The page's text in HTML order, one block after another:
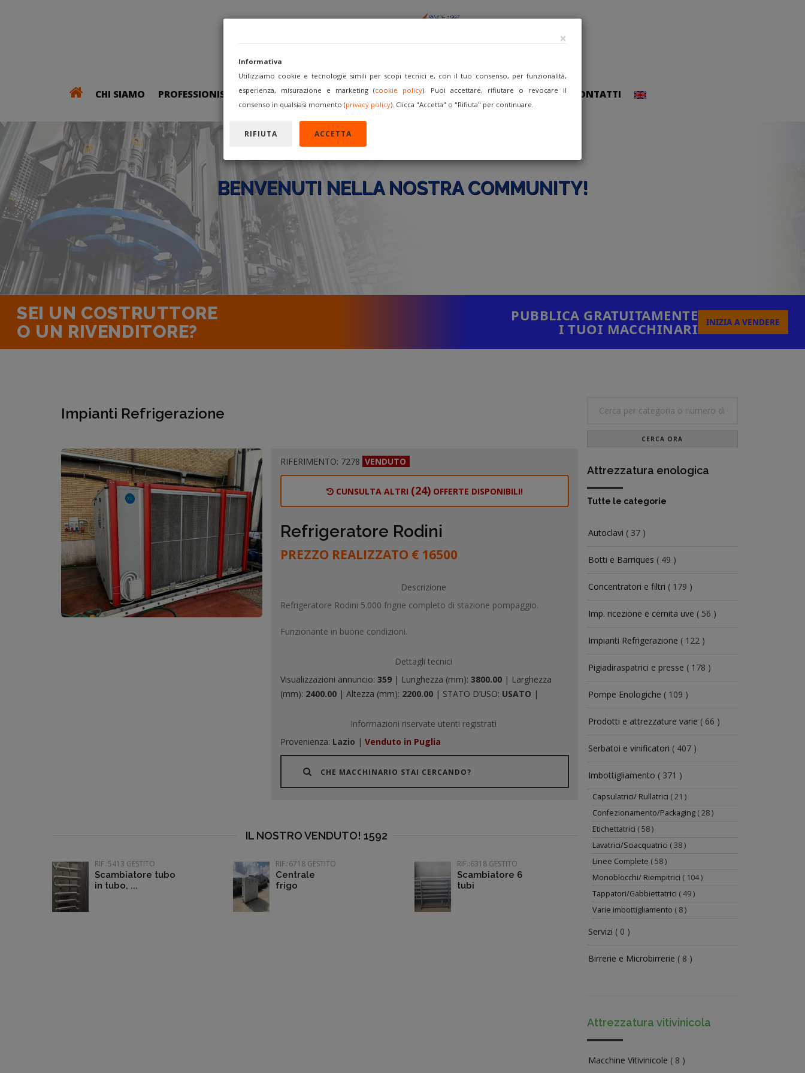
CHI SIAMO PROFESSIONISTI ACQUISTA VENDI COME FORUM REGISTRATI ACCEDI CONTATTI
BENVENUTI NELLA NOSTRA COMMUNITY!
SEI UN COSTRUTTORE
O UN RIVENDITORE?
PUBBLICA GRATUITAMENTE
I TUOI MACCHINARI INIZIA A VENDERE
Impianti Refrigerazione
RIFERIMENTO: 7278 VENDUTO
CUNSULTA ALTRI (24)OFFERTE DISPONIBILI!
Refrigeratore Rodini
PREZZO REALIZZATO € 16500
Descrizione
Refrigeratore Rodini 5.000 frigrie completo di stazione pompaggio.
Funzionante in buone condizioni.
Dettagli tecnici
Visualizzazioni annuncio: 359| Lunghezza (mm): 3800.00| Larghezza
(mm): 2400.00| Altezza (mm): 2200.00| STATO D’USO: USATO |
Informazioni riservate utenti registrati
Provenienza: Lazio | Venduto in Puglia
CHE MACCHINARIO STAI CERCANDO?
IL NOSTRO VENDUTO! 1592
RIF.:5413 GESTITO
Scambiatore tubo
in tubo, ...
RIF.:6718 GESTITO
Centrale
frigo
RIF.:6318 GESTITO
Scambiatore 6
tubi
CERCA ORA
Attrezzatura enologica
Tutte le categorie
Autoclavi ( 37 )
Botti e Barriques ( 49 )
Concentratori e filtri ( 179 )
Imp. ricezione e cernita uve ( 56 )
Impianti Refrigerazione ( 122 )
Pigiadiraspatrici e presse ( 178 )
Pompe Enologiche ( 109 )
Prodotti e attrezzature varie ( 66 )
Serbatoi e vinificatori ( 407 )
Imbottigliamento ( 371 )
Capsulatrici/ Rullatrici ( 21 )
Confezionamento/Packaging ( 28 )
Etichettatrici ( 58 )
Lavatrici/Sciacquatrici ( 38 )
Linee Complete ( 58 )
Monoblocchi/ Riempitrici ( 104 )
Tappatori/Gabbiettatrici ( 49 )
Varie imbottigliamento ( 8 )
Servizi ( 0 )
Birrerie e Microbirrerie ( 8 )
Attrezzatura vitivinicola
Macchine Vitivinicole ( 8 )
×
Informativa
Utilizziamo cookie e tecnologie simili per scopi tecnici e, con il tuo consenso, per funzionalità,
esperienza, misurazione e marketing (cookie policy). Puoi accettare, rifiutare o revocare il
consenso in qualsiasi momento (privacy policy). Clicca "Accetta" o "Rifiuta" per continuare.
RIFIUTA ACCETTA